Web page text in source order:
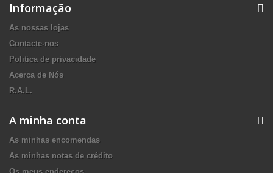
Informação
As nossas lojas
Contacte-nos
Politica de privacidade
Acerca de Nós
R.A.L.
A minha conta
As minhas encomendas
As minhas notas de crédito